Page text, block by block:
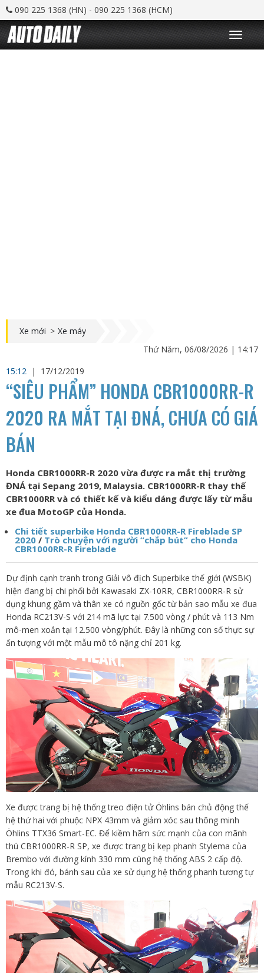
090 225 1368 (HN) - 090 225 1368 (HCM)
T
o
g
Xe mới > Xe máy
Thứ Năm, 06/08/2026 | 14:17
15:12 | 17/12/2019
“SIÊU PHẨM” HONDA CBR1000RR-R
2020 RA MẮT TẠI ĐNÁ, CHƯA CÓ GIÁ
BÁN
Honda CBR1000RR-R 2020 vừa được ra mắt thị trường
ĐNÁ tại Sepang 2019, Malaysia. CBR1000RR-R thay thế
CBR1000RR và có thiết kế và kiểu dáng được lấy từ mẫu
xe đua MotoGP của Honda.
Chi tiết superbike Honda CBR1000RR-R Fireblade SP
2020 / Trò chuyện với người “chắp bút” cho Honda
CBR1000RR-R Fireblade
Dự định cạnh tranh trong Giải vô địch Superbike thế giới (WSBK)
hiện đang bị chi phối bởi Kawasaki ZX-10RR, CBR1000RR-R sử
dụng khung gầm và thân xe có nguồn gốc từ bản sao mẫu xe đua
Honda RC213V-S với 214 mã lực tại 7.500 vòng / phút và 113 Nm
mô-men xoắn tại 12.500 vòng/phút. Đây là những con số thực sự
ấn tượng với một mẫu mô tô nặng chỉ 201 kg.
Xe được trang bị hệ thống treo điện tử Öhlins bán chủ động thế
hệ thứ hai với phuộc NPX 43mm và giảm xóc sau thông minh
Öhlins TTX36 Smart-EC. Để kiềm hãm sức mạnh của con mãnh
thú CBR1000RR-R SP, xe được trang bị kẹp phanh Stylema của
Brembo với đường kính 330 mm cùng hệ thống ABS 2 cấp độ.
Trong khi đó, bánh sau của xe sử dụng hệ thống phanh tương tự
mẫu RC213V-S.